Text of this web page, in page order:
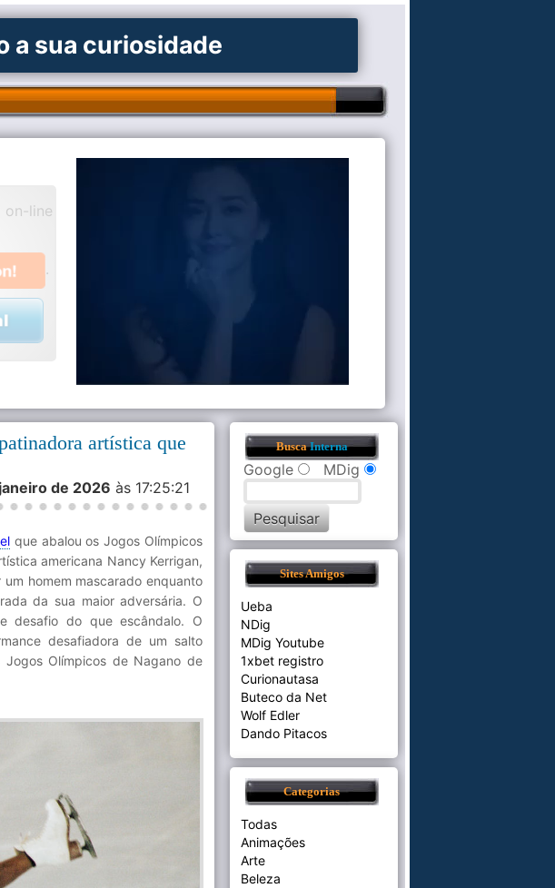
a sua curiosidade
on-line
.
artística que
de 2026 às 17:25:21
que abalou os Jogos Olímpicos
americana Nancy Kerrigan,
homem mascarado enquanto
da sua maior adversária. O
desafio do que escândalo. O
desafiadora de um salto
Olímpicos de Nagano de
BuscaInterna
Google MDig
Sites Amigos
Ueba
NDig
MDig Youtube
1xbet registro
Curionautasa
Buteco da Net
Wolf Edler
Dando Pitacos
Categorias
Todas
Animações
Arte
Beleza